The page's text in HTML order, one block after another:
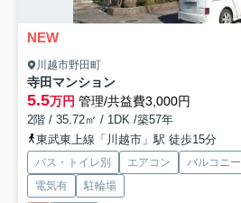
NEW
川越市野田町
寺田マンション
5.5万円 管理/共益費3,000円
2階 / 35.72㎡ / 1DK /築57年
東武東上線「川越市」駅 徒歩15分
バス・トイレ別 エアコン バルコニー
電気有
駐輪場